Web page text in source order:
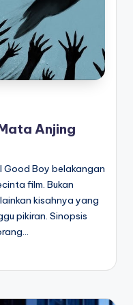
Anjing
Good Boy belakangan
film. Bukan
kisahnya yang
pikiran. Sinopsis